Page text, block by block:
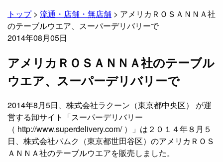
トップ> 流通・店舗・無店舗 > アメリカＲＯＳＡＮＮＡ社
のテーブルウエア、スーパーデリバリーで
2014年08月05日
アメリカＲＯＳＡＮＮＡ社のテーブル
ウエア、スーパーデリバリーで
2014年8月5日、株式会社ラクーン（東京都中央区） が運
営する卸サイト「スーパーデリバリー
（ http://www.superdelivery.com/ ）」は２０１４年８月５
日、株式会社パムク（東京都世田谷区）のアメリカＲＯＳ
ＡＮＮＡ社のテーブルウエアを販売しました。